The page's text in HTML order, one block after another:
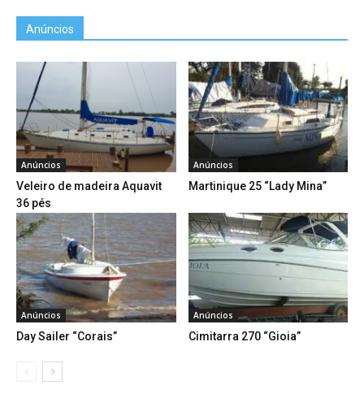
Anúncios
Anúncios
Veleiro de madeira Aquavit
36 pés
Anúncios
Martinique 25 “Lady Mina”
Anúncios
Day Sailer “Corais”
Anúncios
Cimitarra 270 “Gioia”